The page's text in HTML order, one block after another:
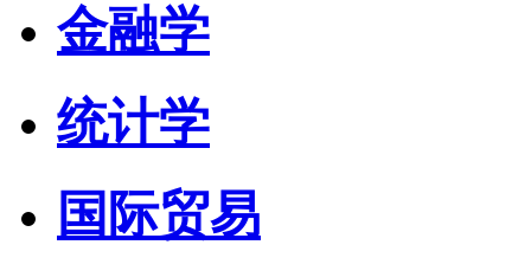
金融学
统计学
国际贸易